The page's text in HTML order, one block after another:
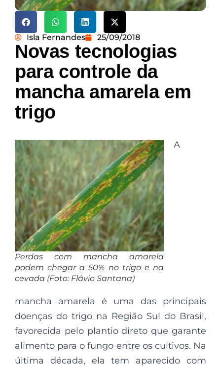
Isla Fernandes 25/09/2018
Novas tecnologias
para controle da
mancha amarela em
trigo
Perdas com mancha amarela
podem chegar a 50% no trigo e na
cevada (Foto: Flávio Santana)
A
mancha amarela é uma das principais
doenças do trigo na Região Sul do Brasil,
favorecida pelo plantio direto que garante
alimento para o fungo entre os cultivos. Na
última década, ela tem aparecido com